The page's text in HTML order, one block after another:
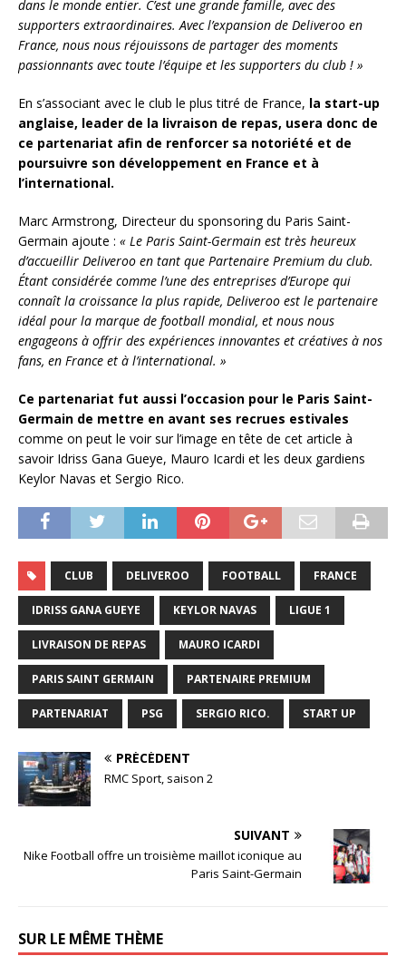
dans le monde entier. C’est une grande famille, avec des
supporters extraordinaires. Avec l’expansion de Deliveroo en
France, nous nous réjouissons de partager des moments
passionnants avec toute l’équipe et les supporters du club ! »
En s’associant avec le club le plus titré de France, la start-up
anglaise, leader de la livraison de repas, usera donc de
ce partenariat afin de renforcer sa notoriété et de
poursuivre son développement en France et à
l’international.
Marc Armstrong, Directeur du sponsoring du Paris Saint-
Germain ajoute : « Le Paris Saint-Germain est très heureux
d’accueillir Deliveroo en tant que Partenaire Premium du club.
Étant considérée comme l’une des entreprises d’Europe qui
connaît la croissance la plus rapide, Deliveroo est le partenaire
idéal pour la marque de football mondial, et nous nous
engageons à offrir des expériences innovantes et créatives à nos
fans, en France et à l’international. »
Ce partenariat fut aussi l’occasion pour le Paris Saint-
Germain de mettre en avant ses recrues estivales
comme on peut le voir sur l’image en tête de cet article à
savoir Idriss Gana Gueye, Mauro Icardi et les deux gardiens
Keylor Navas et Sergio Rico.
CLUB DELIVEROO FOOTBALL FRANCE
IDRISS GANA GUEYE KEYLOR NAVAS LIGUE 1
LIVRAISON DE REPAS MAURO ICARDI
PARIS SAINT GERMAIN PARTENAIRE PREMIUM
PARTENARIAT PSG SERGIO RICO. START UP
PRÉCÉDENT
RMC Sport, saison 2
SUIVANT
Nike Football offre un troisième maillot iconique au
Paris Saint-Germain
SUR LE MÊME THÈME